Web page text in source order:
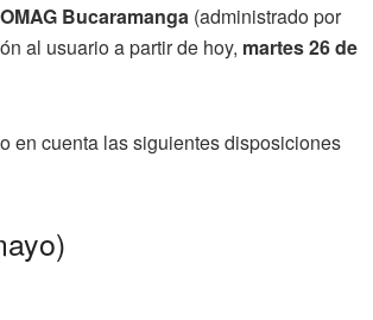
Bucaramanga (administrado por
al usuario a partir de hoy, martes 26 de
en cuenta las siguientes disposiciones